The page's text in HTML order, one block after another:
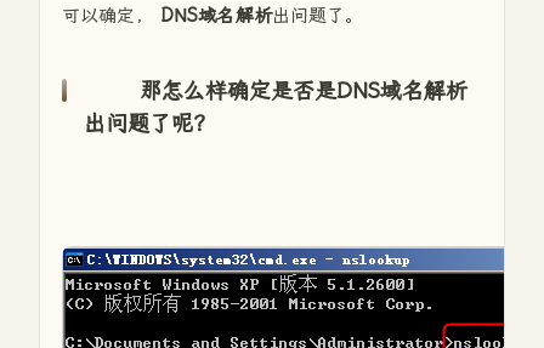
可以确定，
DNS域名解析出问题了。
那怎么样确定是否是DNS域名解析
出问题了呢？